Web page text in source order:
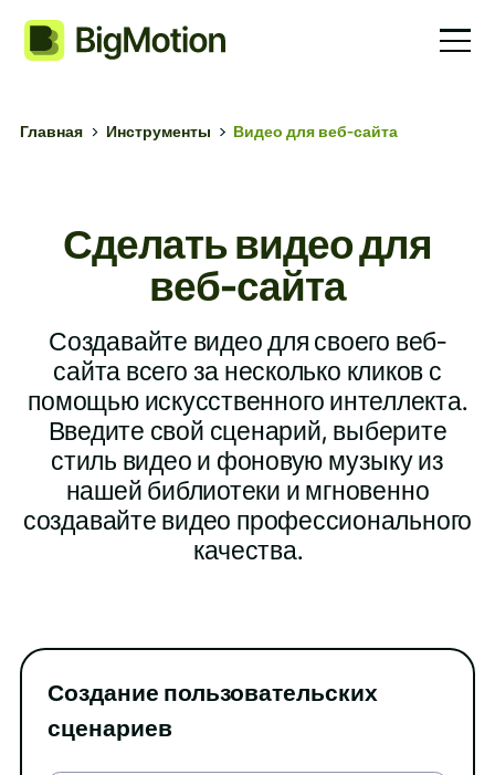
Главная Инструменты Видео для веб-сайта
Сделать видео для
веб-сайта
Создавайте видео для своего веб-
сайта всего за несколько кликов с
помощью искусственного интеллекта.
Введите свой сценарий, выберите
стиль видео и фоновую музыку из
нашей библиотеки и мгновенно
создавайте видео профессионального
качества.
Создание пользовательских
сценариев